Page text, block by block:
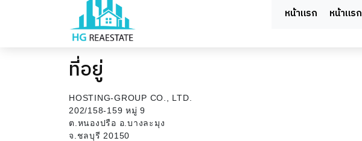
หน้าแรก หน้าแรก
ที่อยู่
HOSTING-GROUP CO., LTD.
202/158-159 หมู่ 9
ต.หนองปรือ อ.บางละมุง
จ.ชลบุรี 20150